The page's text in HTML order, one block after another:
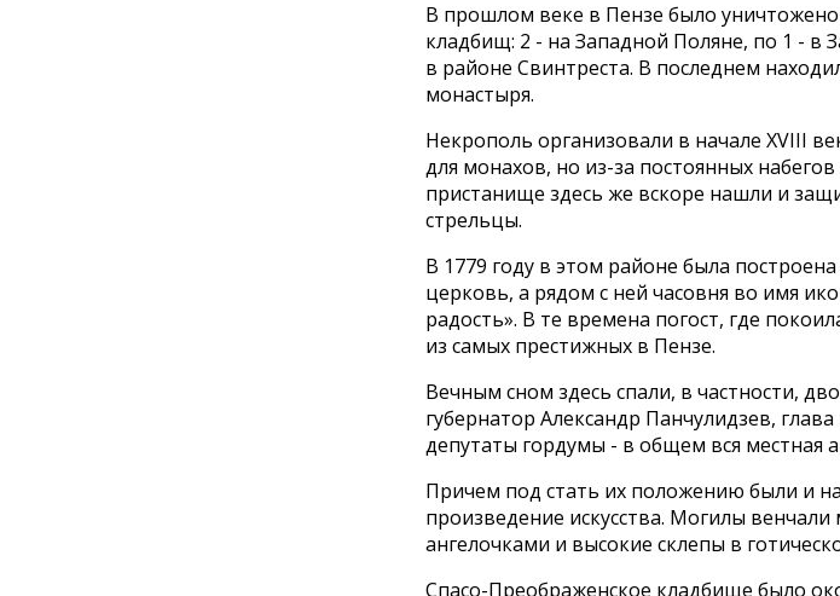
В прошлом веке в Пензе было
кладбищ: 2 - на Западной Поляне, по 1 - в
в районе Свинтреста. В последнем
монастыря.
Некрополь организовали в начале XVIII
для монахов, но из-за постоянных
пристанище здесь же вскоре нашли и
стрельцы.
В 1779 году в этом районе была
церковь, а рядом с ней часовня во имя
радость». В те времена погост, где
из самых престижных в Пензе.
Вечным сном здесь спали, в частности,
губернатор Александр Панчулидзев,
депутаты гордумы - в общем вся местная
Причем под стать их положению были и
произведение искусства. Могилы
ангелочками и высокие склепы в
Спасо-Преображенское кладбище было